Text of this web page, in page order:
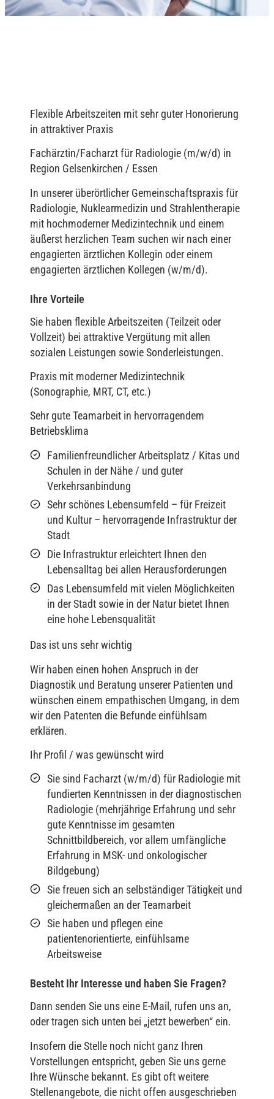
Flexible Arbeitszeiten mit sehr guter Honorierung
in attraktiver Praxis
Fachärztin/Facharzt für Radiologie (m/w/d) in
Region Gelsenkirchen / Essen
In unserer überörtlicher Gemeinschaftspraxis für
Radiologie, Nuklearmedizin und Strahlentherapie
mit hochmoderner Medizintechnik und einem
äußerst herzlichen Team suchen wir nach einer
engagierten ärztlichen Kollegin oder einem
engagierten ärztlichen Kollegen (w/m/d).
Ihre Vorteile
Sie haben flexible Arbeitszeiten (Teilzeit oder
Vollzeit) bei attraktive Vergütung mit allen
sozialen Leistungen sowie Sonderleistungen.
Praxis mit moderner Medizintechnik
(Sonographie, MRT, CT, etc.)
Sehr gute Teamarbeit in hervorragendem
Betriebsklima
Familienfreundlicher Arbeitsplatz / Kitas und
Schulen in der Nähe / und guter
Verkehrsanbindung
Sehr schönes Lebensumfeld – für Freizeit
und Kultur – hervorragende Infrastruktur der
Stadt
Die Infrastruktur erleichtert Ihnen den
Lebensalltag bei allen Herausforderungen
Das Lebensumfeld mit vielen Möglichkeiten
in der Stadt sowie in der Natur bietet Ihnen
eine hohe Lebensqualität
Das ist uns sehr wichtig
Wir haben einen hohen Anspruch in der
Diagnostik und Beratung unserer Patienten und
wünschen einem empathischen Umgang, in dem
wir den Patenten die Befunde einfühlsam
erklären.
Ihr Profil / was gewünscht wird
Sie sind Facharzt (w/m/d) für Radiologie mit
fundierten Kenntnissen in der diagnostischen
Radiologie (mehrjährige Erfahrung und sehr
gute Kenntnisse im gesamten
Schnittbildbereich, vor allem umfängliche
Erfahrung in MSK- und onkologischer
Bildgebung)
Sie freuen sich an selbständiger Tätigkeit und
gleichermaßen an der Teamarbeit
Sie haben und pflegen eine
patientenorientierte, einfühlsame
Arbeitsweise
Besteht Ihr Interesse und haben Sie Fragen?
Dann senden Sie uns eine E-Mail, rufen uns an,
oder tragen sich unten bei „jetzt bewerben“ ein.
Insofern die Stelle noch nicht ganz Ihren
Vorstellungen entspricht, geben Sie uns gerne
Ihre Wünsche bekannt. Es gibt oft weitere
Stellenangebote, die nicht offen ausgeschrieben